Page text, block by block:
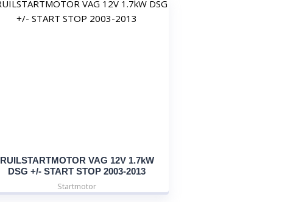
RUILSTARTMOTOR VAG 12V 1.7kW
DSG +/- START STOP 2003-2013
Startmotor